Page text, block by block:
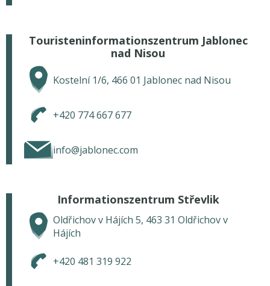
Touristeninformationszentrum Jablonec
nad Nisou
Kostelní 1/6, 466 01 Jablonec nad Nisou
+420 774 667 677
info@jablonec.com
Informationszentrum Střevlik
Oldřichov v Hájích 5, 463 31 Oldřichov v
Hájích
+420 481 319 922